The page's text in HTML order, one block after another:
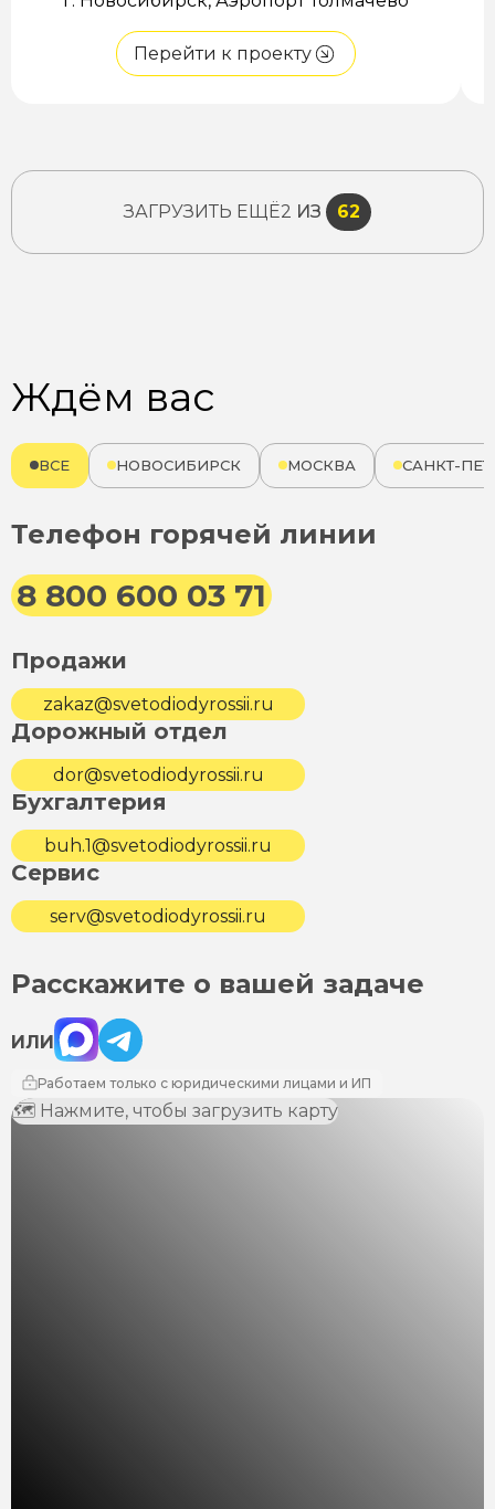
Перейти к проекту
ЗАГРУЗИТЬ ЕЩЁ2 ИЗ 62
Ждём вас
ВСЕ НОВОСИБИРСК МОСКВА САНКТ-
Телефон горячей линии
8 800 600 03 71
Продажи
zakaz@svetodiodyrossii.ru
Дорожный отдел
dor@svetodiodyrossii.ru
Бухгалтерия
buh.1@svetodiodyrossii.ru
Сервис
serv@svetodiodyrossii.ru
Расскажите о вашей задаче
ИЛИ
Max Telegram
Работаем только с юридическими лицами и ИП
🗺 Нажмите, чтобы загрузить карту